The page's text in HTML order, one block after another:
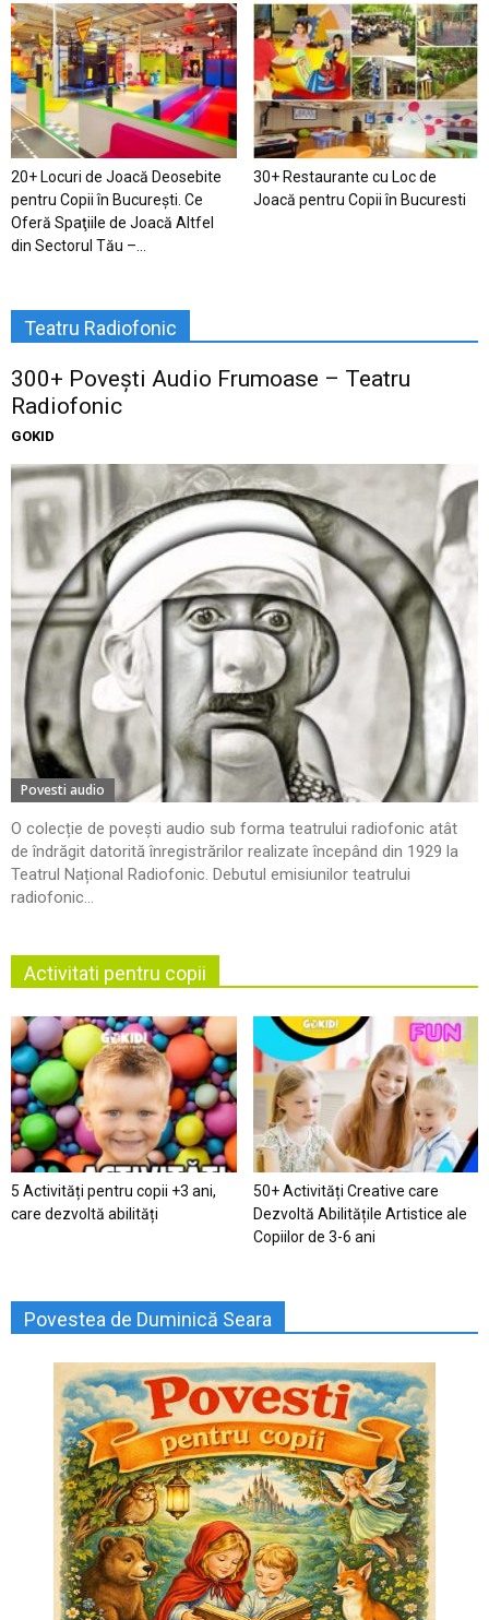
20+ Locuri de Joacă Deosebite
pentru Copii în Bucureşti. Ce
Oferă Spaţiile de Joacă Altfel
din Sectorul Tău –...
30+ Restaurante cu Loc de
Joacă pentru Copii în Bucuresti
Teatru Radiofonic
300+ Povești Audio Frumoase – Teatru
Radiofonic
GOKID
Povesti audio
O colecție de povești audio sub forma teatrului radiofonic atât
de îndrăgit datorită înregistrărilor realizate începând din 1929 la
Teatrul Național Radiofonic. Debutul emisiunilor teatrului
radiofonic...
Activitati pentru copii
5 Activități pentru copii +3 ani,
care dezvoltă abilități
50+ Activități Creative care
Dezvoltă Abilitățile Artistice ale
Copiilor de 3-6 ani
Povestea de Duminică Seara